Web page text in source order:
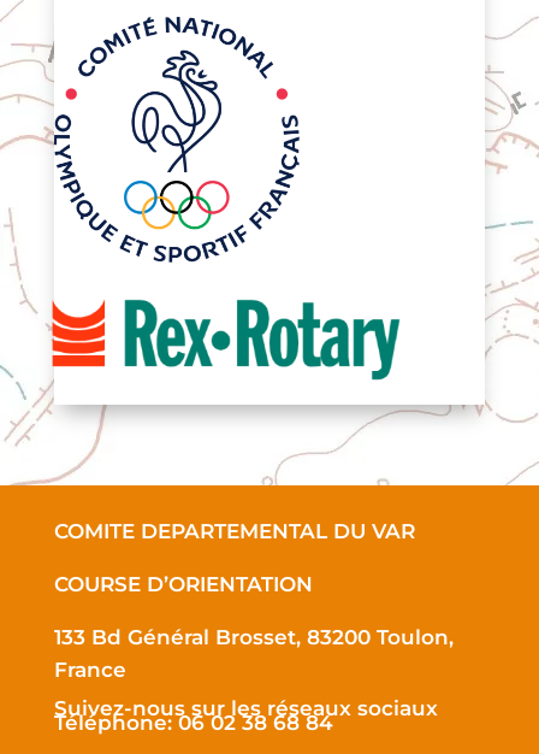
COMITE DEPARTEMENTAL DU VAR
COURSE D’ORIENTATION
133 Bd Général Brosset, 83200 Toulon,
France
Téléphone: 06 02 38 68 84
Suivez-nous sur les réseaux sociaux